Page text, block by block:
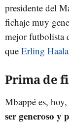
presidente del
fichaje muy
mejor futbolista
que Erling
Prima de
Mbappé es,
ser generoso y